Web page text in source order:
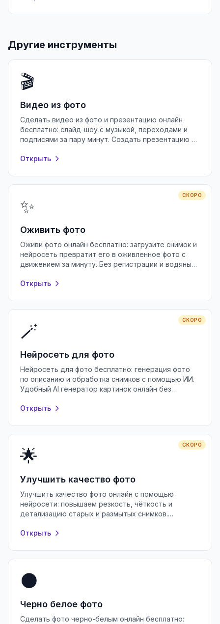
Другие инструменты
🎬
Видео из фото
Сделать видео из фото и презентацию онлайн
бесплатно: слайд-шоу с музыкой, переходами и
подписями за пару минут. Создать презентацию в
Открыть
СКОРО
✨
Оживить фото
Оживи фото онлайн бесплатно: загрузите снимок и
нейросеть превратит его в оживленное фото с
движением за минуту. Без регистрации и водяных
Открыть
СКОРО
🪄
Нейросеть для фото
Нейросеть для фото бесплатно: генерация фото
по описанию и обработка снимков с помощью ИИ.
Удобный AI генератор картинок онлайн без
Открыть
СКОРО
🌟
Улучшить качество фото
Улучшить качество фото онлайн с помощью
нейросети: повышаем резкость, чёткость и
детализацию старых и размытых снимков.
Открыть
⚫
Черно белое фото
Сделать фото черно-белым онлайн бесплатно: